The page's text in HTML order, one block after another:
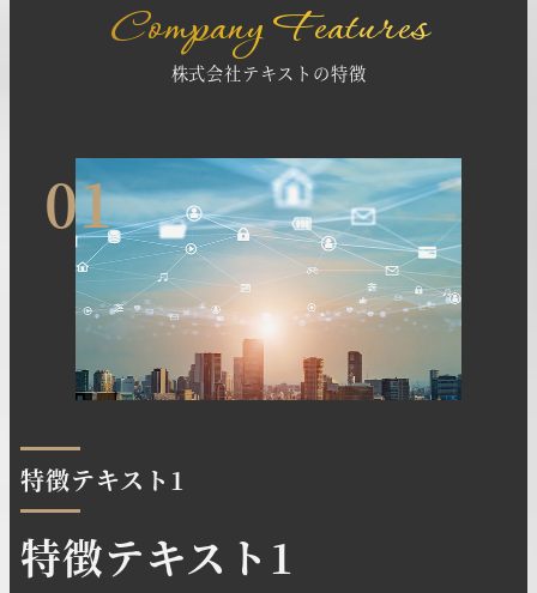
Company Features
株式会社テキストの特徴
01
特徴テキスト1
特徴テキスト1